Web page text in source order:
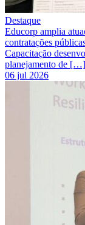
Destaque
Educorp amplia
contratações
Capacitação
planejamento de […]
06 jul 2026